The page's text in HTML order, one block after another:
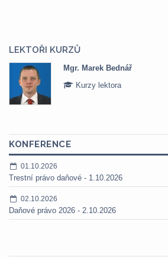
LEKTOŘI KURZŮ
Mgr. Marek Bednář
Kurzy lektora
KONFERENCE
01.10.2026
Trestní právo daňové - 1.10.2026
02.10.2026
Daňové právo 2026 - 2.10.2026